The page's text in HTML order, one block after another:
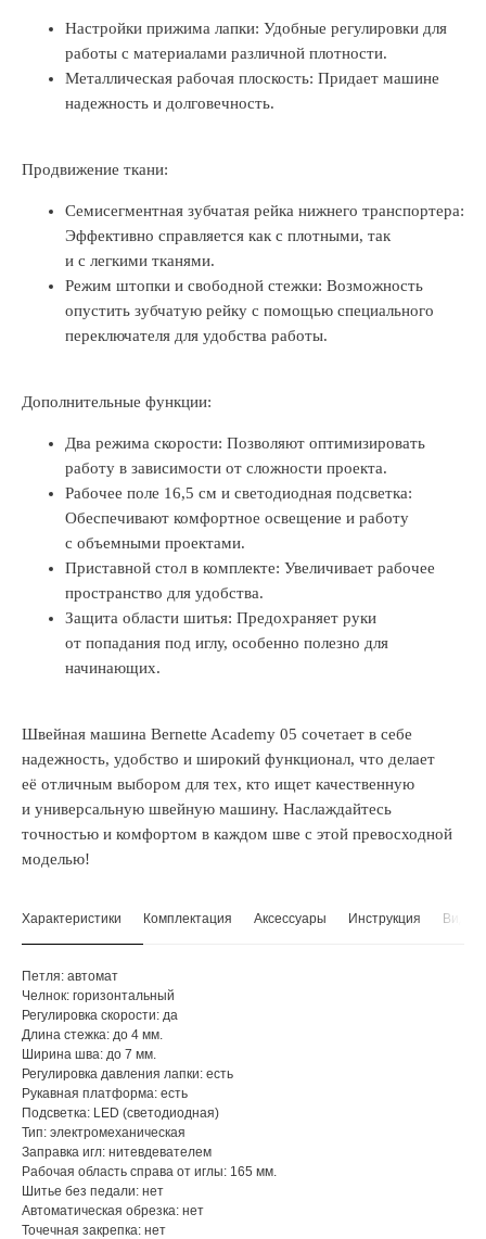
Настройки прижима лапки: Удобные регулировки для
работы с материалами различной плотности.
Металлическая рабочая плоскость: Придает машине
надежность и долговечность.
Продвижение ткани:
Семисегментная зубчатая рейка нижнего транспортера:
Эффективно справляется как с плотными, так
и с легкими тканями.
Режим штопки и свободной стежки: Возможность
опустить зубчатую рейку с помощью специального
переключателя для удобства работы.
Дополнительные функции:
Два режима скорости: Позволяют оптимизировать
работу в зависимости от сложности проекта.
Рабочее поле 16,5 см и светодиодная подсветка:
Обеспечивают комфортное освещение и работу
с объемными проектами.
Приставной стол в комплекте: Увеличивает рабочее
пространство для удобства.
Защита области шитья: Предохраняет руки
от попадания под иглу, особенно полезно для
начинающих.
Швейная машина Bernette Academy 05 сочетает в себе
надежность, удобство и широкий функционал, что делает
её отличным выбором для тех, кто ищет качественную
и универсальную швейную машину. Наслаждайтесь
точностью и комфортом в каждом шве с этой превосходной
моделью!
Характеристики Комплектация Аксессуары Инструкция Видео
Петля: автомат
Челнок: горизонтальный
Регулировка скорости: да
Длина стежка: до 4 мм.
Ширина шва: до 7 мм.
Регулировка давления лапки: есть
Рукавная платформа: есть
Подсветка: LED (светодиодная)
Тип: электромеханическая
Заправка игл: нитевдевателем
Рабочая область справа от иглы: 165 мм.
Шитье без педали: нет
Автоматическая обрезка: нет
Точечная закрепка: нет